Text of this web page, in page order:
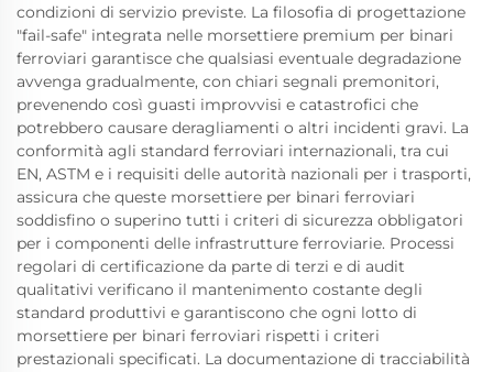
condizioni di servizio previste. La filosofia di progettazione
"fail-safe" integrata nelle morsettiere premium per binari
ferroviari garantisce che qualsiasi eventuale degradazione
avvenga gradualmente, con chiari segnali premonitori,
prevenendo così guasti improvvisi e catastrofici che
potrebbero causare deragliamenti o altri incidenti gravi. La
conformità agli standard ferroviari internazionali, tra cui
EN, ASTM e i requisiti delle autorità nazionali per i trasporti,
assicura che queste morsettiere per binari ferroviari
soddisfino o superino tutti i criteri di sicurezza obbligatori
per i componenti delle infrastrutture ferroviarie. Processi
regolari di certificazione da parte di terzi e di audit
qualitativi verificano il mantenimento costante degli
standard produttivi e garantiscono che ogni lotto di
morsettiere per binari ferroviari rispetti i criteri
prestazionali specificati. La documentazione di tracciabilità